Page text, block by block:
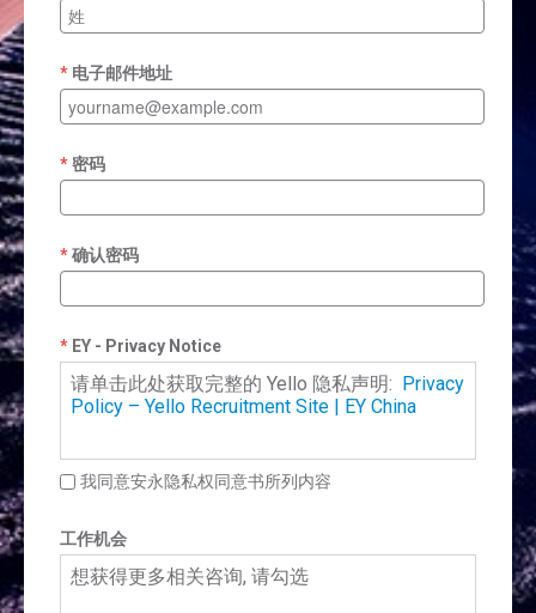
电子邮件地址
密码
确认密码
EY - Privacy Notice
请单击此处获取完整的 Yello 隐私声明: Privacy
Policy – Yello Recruitment Site | EY China
我同意安永隐私权同意书所列内容
工作机会
想获得更多相关咨询, 请勾选